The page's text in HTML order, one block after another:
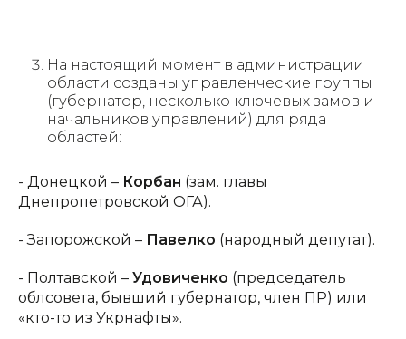
На настоящий момент в администрации
области созданы управленческие группы
(губернатор, несколько ключевых замов и
начальников управлений) для ряда
областей:
- Донецкой – Корбан (зам. главы
Днепропетровской ОГА).
- Запорожской – Павелко (народный депутат).
- Полтавской – Удовиченко (председатель
облсовета, бывший губернатор, член ПР) или
«кто-то из Укрнафты».